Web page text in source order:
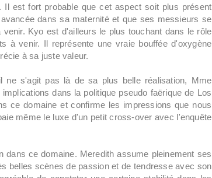
est fort probable que cet aspect soit plus présent
dans sa maternité et que ses messieurs se
Kyo est d'ailleurs le plus touchant dans le rôle
à venir. Il représente une vraie bouffée d'oxygène
à sa juste valeur.
s'agit pas là de sa plus belle réalisation, Mme
dans la politique pseudo faërique de Los
ce domaine et confirme les impressions que nous
même le luxe d'un petit cross-over avec l'enquête
ce domaine. Meredith assume pleinement ses
belles scènes de passion et de tendresse avec son